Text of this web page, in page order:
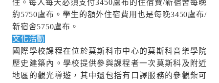
住。每人每天必須支付3450盧布的住宿費/新宿舍每晚
約5750盧布。學生的額外住宿費用也是每晚3450盧布/
新宿舍5750盧布。
文化活動
國際學校課程在位於莫斯科市中心的莫斯科音樂學院
歷史建築內。學校提供參與課程者一次莫斯科及附近
地區的觀光導遊，其中還包括有口譯服務的參觀柴可